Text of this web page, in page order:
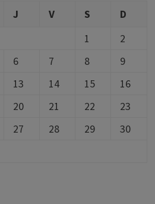
J V S
D
1
2
6 7 8
9
13 14 15
16
20 21 22
23
27 28 29
30